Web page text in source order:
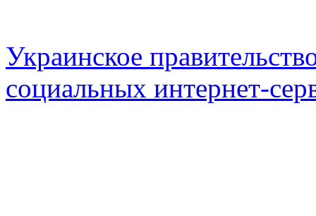
Украинское
социальных интернет-